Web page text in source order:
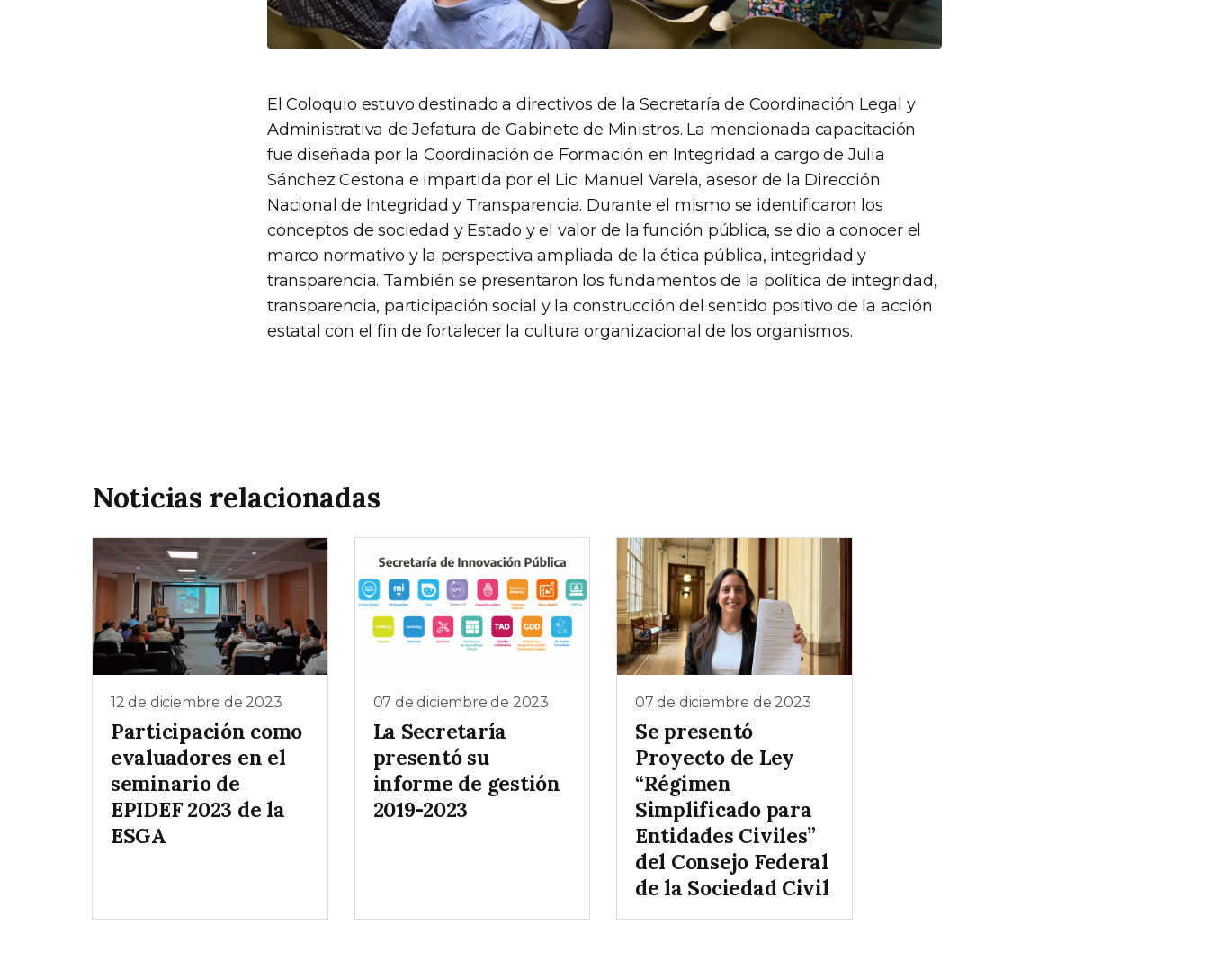
El Coloquio estuvo destinado a directivos de la Secretaría de Coordinación Legal y
Administrativa de Jefatura de Gabinete de Ministros. La mencionada capacitación
fue diseñada por la Coordinación de Formación en Integridad a cargo de Julia
Sánchez Cestona e impartida por el Lic. Manuel Varela, asesor de la Dirección
Nacional de Integridad y Transparencia. Durante el mismo se identificaron los
conceptos de sociedad y Estado y el valor de la función pública, se dio a conocer el
marco normativo y la perspectiva ampliada de la ética pública, integridad y
transparencia. También se presentaron los fundamentos de la política de integridad,
transparencia, participación social y la construcción del sentido positivo de la acción
estatal con el fin de fortalecer la cultura organizacional de los organismos.
Noticias relacionadas
12 de diciembre de 2023
Participación como
evaluadores en el
seminario de
EPIDEF 2023 de la
ESGA
07 de diciembre de 2023
La Secretaría
presentó su
informe de gestión
2019-2023
07 de diciembre de 2023
Se presentó
Proyecto de Ley
“Régimen
Simplificado para
Entidades Civiles”
del Consejo Federal
de la Sociedad Civil